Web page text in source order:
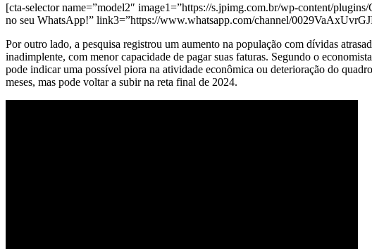
[cta-selector name=”model2″ image1=”https://s.jpimg.com.br/wp-content/
no seu WhatsApp!” link3=”https://www.whatsapp.com/channel/
Por outro lado, a pesquisa registrou um aumento na população com dívidas
inadimplente, com menor capacidade de pagar suas faturas. Segundo o
pode indicar uma possível piora na atividade econômica ou deterioração do
meses, mas pode voltar a subir na reta final de 2024.